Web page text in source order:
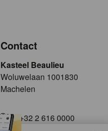
Contact
Kasteel Beaulieu
​​​Woluwelaan 1001830
Machelen
+32 2 616 0000